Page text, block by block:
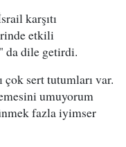
karşıtı
etkili
da dile getirdi.
çok sert tutumları var.
umuyorum
fazla iyimser